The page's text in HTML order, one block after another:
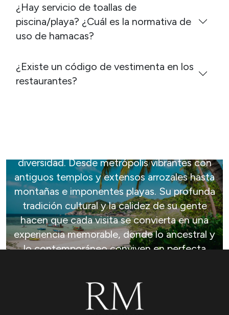
¿Hay servicio de toallas de
piscina/playa? ¿Cuál es la normativa de
uso de hamacas?
¿Existe un código de vestimenta en los
restaurantes?
diversidad. Desde metrópolis vibrantes con
antiguos templos y extensos arrozales hasta
montañas e imponentes playas. Su profunda
tradición cultural y la calidez de su gente
hacen que cada visita se convierta en una
experiencia memorable, donde lo ancestral y
lo contemporáneo conviven en perfecta
Saber más